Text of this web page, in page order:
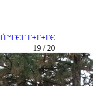
Г±Г±ГЄ
19 / 20